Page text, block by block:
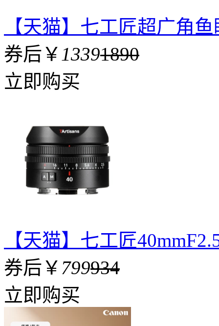
【天猫】七工匠超广角
券后￥ 13391890
立即购买
【天猫】七工匠
券后￥ 799934
立即购买